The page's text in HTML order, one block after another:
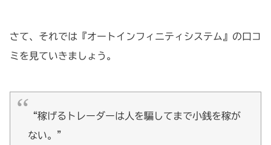
さて、それでは『オートインフィニティシステム』の口コ
ミを見ていきましょう。
“稼げるトレーダーは人を騙してまで小銭を稼が
ない。”